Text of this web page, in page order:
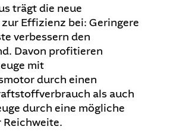
trägt die neue
Effizienz bei: Geringere
verbessern den
Davon profitieren
mit
durch einen
als auch
durch eine mögliche
Reichweite.